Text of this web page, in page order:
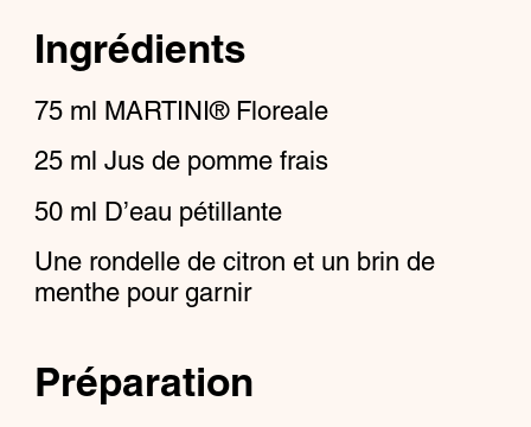
Ingrédients
75 ml MARTINI® Floreale
25 ml Jus de pomme frais
50 ml D’eau pétillante
Une rondelle de citron et un brin de
menthe pour garnir
Préparation